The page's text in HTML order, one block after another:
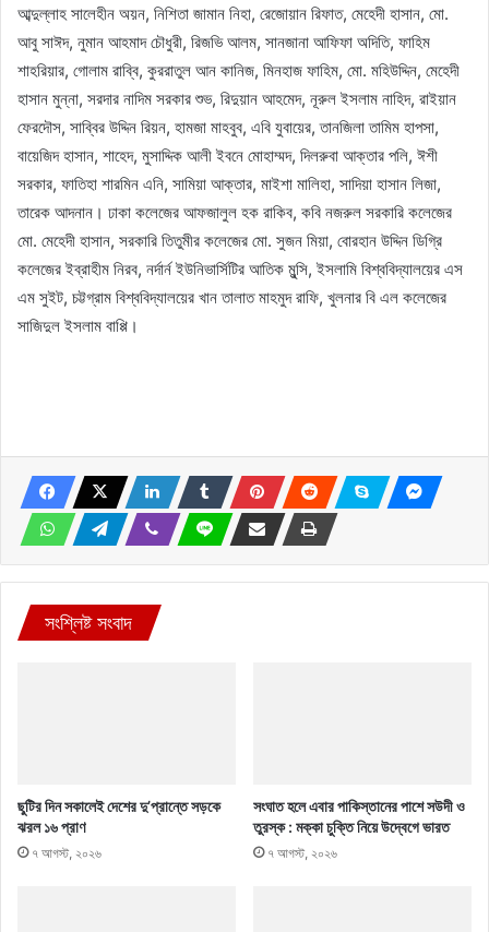
আব্দুল্লাহ সালেহীন অয়ন, নিশিতা জামান নিহা, রেজোয়ান রিফাত, মেহেদী হাসান, মো.
আবু সাঈদ, নুমান আহমাদ চৌধুরী, রিজভি আলম, সানজানা আফিফা অদিতি, ফাহিম
শাহরিয়ার, গোলাম রাব্বি, কুররাতুল আন কানিজ, মিনহাজ ফাহিম, মো. মহিউদ্দিন, মেহেদী
হাসান মুন্না, সরদার নাদিম সরকার শুভ, রিদুয়ান আহমেদ, নূরুল ইসলাম নাহিদ, রাইয়ান
ফেরদৌস, সাব্বির উদ্দিন রিয়ন, হামজা মাহবুব, এবি যুবায়ের, তানজিলা তামিম হাপসা,
বায়েজিদ হাসান, শাহেদ, মুসাদ্দিক আলী ইবনে মোহাম্মদ, দিলরুবা আক্তার পলি, ঈশী
সরকার, ফাতিহা শারমিন এনি, সামিয়া আক্তার, মাইশা মালিহা, সাদিয়া হাসান লিজা,
তারেক আদনান। ঢাকা কলেজের আফজালুল হক রাকিব, কবি নজরুল সরকারি কলেজের
মো. মেহেদী হাসান, সরকারি তিতুমীর কলেজের মো. সুজন মিয়া, বোরহান উদ্দিন ডিগ্রি
কলেজের ইব্রাহীম নিরব, নর্দার্ন ইউনিভার্সিটির আতিক মুন্সি, ইসলামি বিশ্ববিদ্যালয়ের এস
এম সুইট, চট্টগ্রাম বিশ্ববিদ্যালয়ের খান তালাত মাহমুদ রাফি, খুলনার বি এল কলেজের
সাজিদুল ইসলাম বাপ্পি।
সংশ্লিষ্ট সংবাদ
ছুটির দিন সকালেই দেশের দু’প্রান্তে সড়কে
ঝরল ১৬ প্রাণ
৭ আগস্ট, ২০২৬
সংঘাত হলে এবার পাকিস্তানের পাশে সউদী ও
তুরস্ক : মক্কা চুক্তি নিয়ে উদ্বেগে ভারত
৭ আগস্ট, ২০২৬